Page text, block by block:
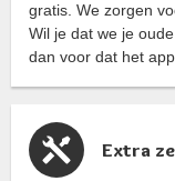
gratis. We zorgen
Wil je dat we je
dan voor dat het
Extra